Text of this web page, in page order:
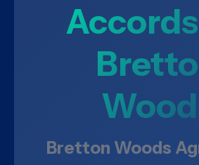
Bretton Woods